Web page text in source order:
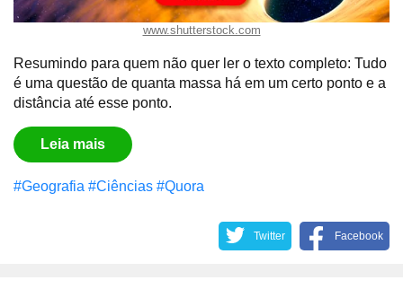
www.shutterstock.com
Resumindo para quem não quer ler o texto completo: Tudo
é uma questão de quanta massa há em um certo ponto e a
distância até esse ponto.
Leia mais
#Geografia #Ciências #Quora
Twitter Facebook